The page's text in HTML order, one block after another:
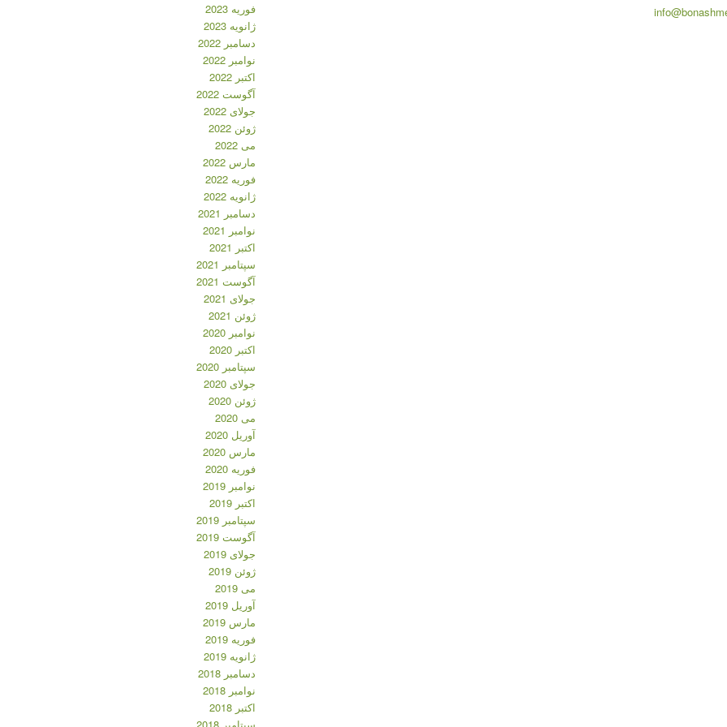
فوریه 2023
ژانویه 2023
دسامبر 2022
نوامبر 2022
اکتبر 2022
آگوست 2022
جولای 2022
ژوئن 2022
می 2022
مارس 2022
فوریه 2022
ژانویه 2022
دسامبر 2021
نوامبر 2021
اکتبر 2021
سپتامبر 2021
آگوست 2021
جولای 2021
ژوئن 2021
نوامبر 2020
اکتبر 2020
سپتامبر 2020
جولای 2020
ژوئن 2020
می 2020
آوریل 2020
مارس 2020
فوریه 2020
نوامبر 2019
اکتبر 2019
سپتامبر 2019
آگوست 2019
جولای 2019
ژوئن 2019
می 2019
آوریل 2019
مارس 2019
فوریه 2019
ژانویه 2019
دسامبر 2018
نوامبر 2018
اکتبر 2018